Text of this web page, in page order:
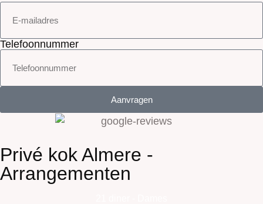
Telefoonnummer
Aanvragen
Privé kok Almere -
Arrangementen